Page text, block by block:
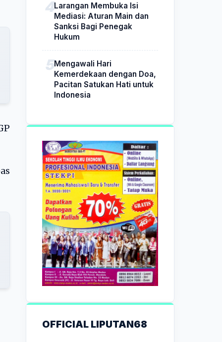
Larangan Membuka Isi
Mediasi: Aturan Main dan
Sanksi Bagi Penegak
Hukum
Mengawali Hari
Kemerdekaan dengan Doa,
Pacitan Satukan Hati untuk
Indonesia
OFFICIAL LIPUTAN68